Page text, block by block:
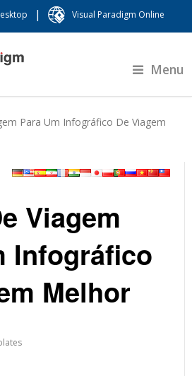
| Visual Paradigm Online
Menu
Para Um Infográfico De Viagem
Viagem
Infográfico
Melhor